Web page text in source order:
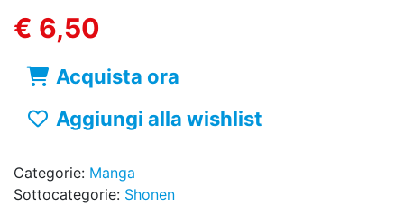
€ 6,50
Acquista ora
Aggiungi alla wishlist
Categorie: Manga
Sottocategorie: Shonen